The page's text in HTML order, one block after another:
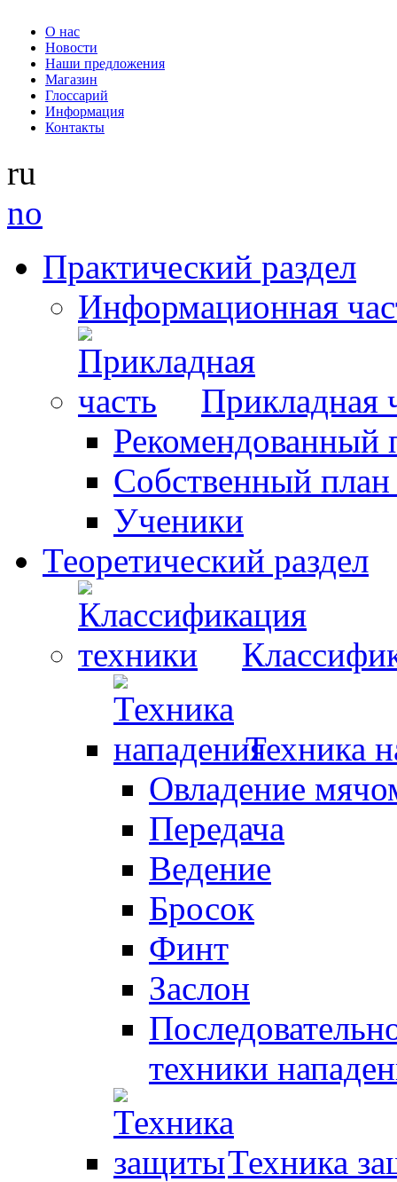
О нас
Новости
Наши предложения
Магазин
Глоссарий
Информация
Контакты
ru
no
Практический раздел
Информационная
Прикладная
Рекомендованный
Собственный
Ученики
Теоретический раздел
Техника
Овладение
Передача
Ведение
Бросок
Финт
Заслон
техники
Техника